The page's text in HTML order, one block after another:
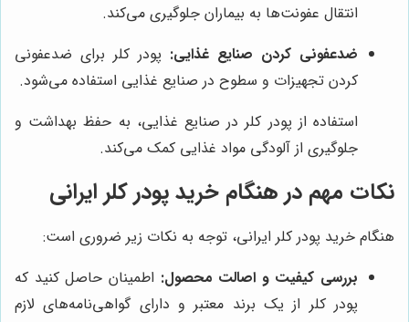
انتقال عفونت‌ها به بیماران جلوگیری می‌کند.
ضدعفونی کردن صنایع غذایی: پودر کلر برای ضدعفونی
کردن تجهیزات و سطوح در صنایع غذایی استفاده می‌شود.
استفاده از پودر کلر در صنایع غذایی، به حفظ بهداشت و
جلوگیری از آلودگی مواد غذایی کمک می‌کند.
نکات مهم در هنگام خرید پودر کلر ایرانی
هنگام خرید پودر کلر ایرانی، توجه به نکات زیر ضروری است:
بررسی کیفیت و اصالت محصول: اطمینان حاصل کنید که
پودر کلر از یک برند معتبر و دارای گواهی‌نامه‌های لازم